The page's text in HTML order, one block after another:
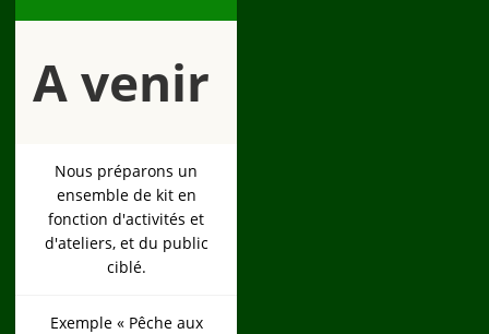
A venir
Nous préparons un
ensemble de kit en
fonction d'activités et
d'ateliers, et du public
ciblé.
Exemple « Pêche aux